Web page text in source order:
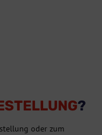
?
oder zum